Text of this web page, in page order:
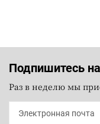
Подпишитесь
Раз в неделю мы